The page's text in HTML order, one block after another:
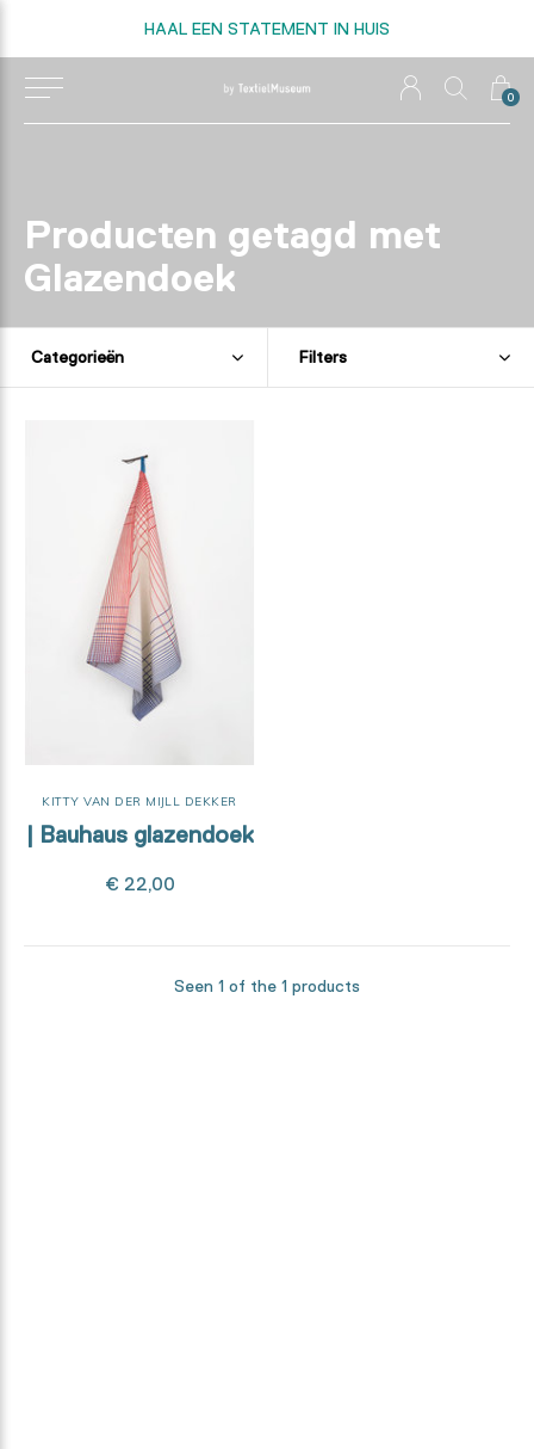
0
HAAL EEN STATEMENT IN HUIS
Producten getagd met
Glazendoek
Categorieën Filters
KITTY VAN DER MIJLL DEKKER
| Bauhaus glazendoek
€ 22,00
Seen 1 of the 1 products